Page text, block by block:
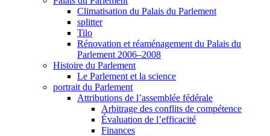
Climatisation du Palais du Parlement
splitter
Tilo
Rénovation et réaménagement du Palais du
Parlement 2006–2008
Histoire du Parlement
Le Parlement et la science
portrait du Parlement
Attributions de l’assemblée fédérale
Arbitrage des conflits de compétence
Évaluation de l’efficacité
Finances